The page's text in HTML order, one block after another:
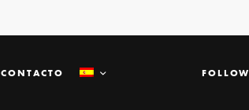
CONTACTO FOLLOW